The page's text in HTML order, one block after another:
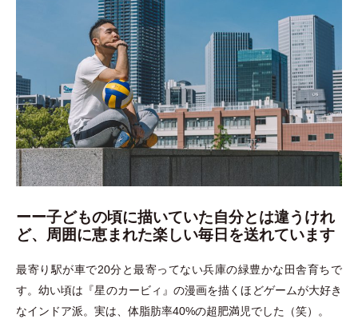
ーー子どもの頃に描いていた自分とは違うけれ
ど、周囲に恵まれた楽しい毎日を送れています
最寄り駅が車で20分と最寄ってない兵庫の緑豊かな田舎育ちで
す。幼い頃は『星のカービィ』の漫画を描くほどゲームが大好き
なインドア派。実は、体脂肪率40%の超肥満児でした （笑） 。